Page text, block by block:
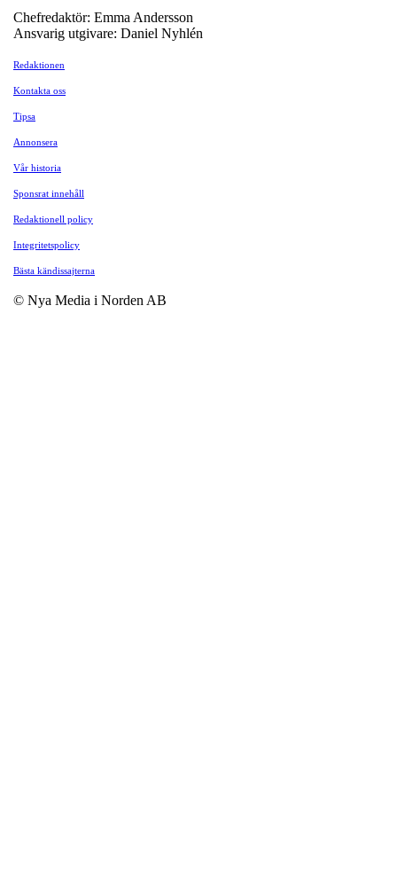
Chefredaktör: Emma Andersson
Ansvarig utgivare: Daniel Nyhlén
Redaktionen
Kontakta oss
Tipsa
Annonsera
Vår historia
Sponsrat innehåll
Redaktionell policy
Integritetspolicy
Bästa kändissajterna
© Nya Media i Norden AB